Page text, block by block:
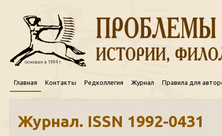
основан в 1994 г.
Главная Контакты Редколлегия Журнал Правила для
Журнал. ISSN 1992-0431